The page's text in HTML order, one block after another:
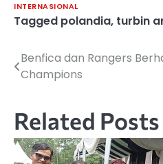
INTERNASIONAL
Tagged polandia, turbin
Navigasi
Benfica dan Rangers
Champions
Related Posts